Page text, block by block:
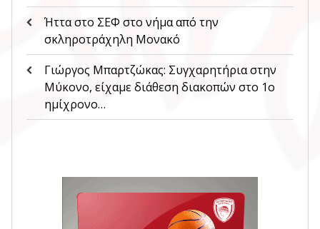
Ήττα στο ΣΕΦ στο νήμα από την
σκληροτράχηλη Μονακό
Γιώργος Μπαρτζώκας: Συγχαρητήρια στην
Μύκονο, είχαμε διάθεση διακοπών στο 1ο
ημίχρονο…